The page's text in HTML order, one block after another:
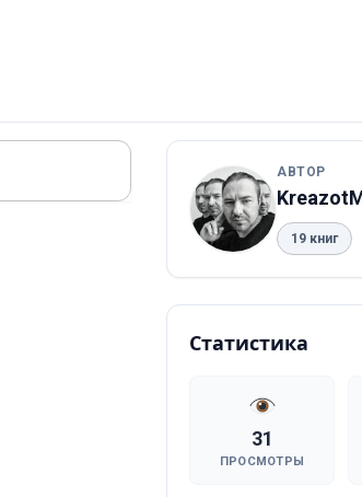
АВТОР
19 книг
Статистика
31
ПРОСМОТРЫ